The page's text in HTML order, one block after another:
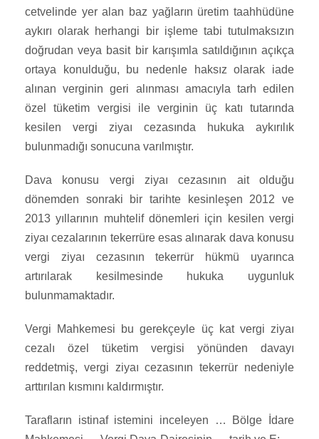
cetvelinde yer alan baz yağların üretim taahhüdüne
aykırı olarak herhangi bir işleme tabi tutulmaksızın
doğrudan veya basit bir karışımla satıldığının açıkça
ortaya konulduğu, bu nedenle haksız olarak iade
alınan verginin geri alınması amacıyla tarh edilen
özel tüketim vergisi ile verginin üç katı tutarında
kesilen vergi ziyaı cezasında hukuka aykırılık
bulunmadığı sonucuna varılmıştır.
Dava konusu vergi ziyaı cezasının ait olduğu
dönemden sonraki bir tarihte kesinleşen 2012 ve
2013 yıllarının muhtelif dönemleri için kesilen vergi
ziyaı cezalarının tekerrüre esas alınarak dava konusu
vergi ziyaı cezasının tekerrür hükmü uyarınca
artırılarak kesilmesinde hukuka uygunluk
bulunmamaktadır.
Vergi Mahkemesi bu gerekçeyle üç kat vergi ziyaı
cezalı özel tüketim vergisi yönünden davayı
reddetmiş, vergi ziyaı cezasının tekerrür nedeniyle
arttırılan kısmını kaldırmıştır.
Tarafların istinaf istemini inceleyen … Bölge İdare